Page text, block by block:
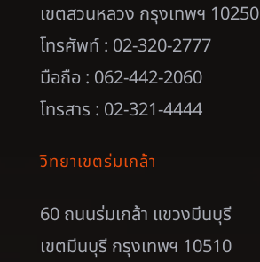
เขตสวนหลวง กรุงเทพฯ 10250
โทรศัพท์ : 02-320-2777
มือถือ : 062-442-2060
โทรสาร : 02-321-4444
วิทยาเขตร่มเกล้า
60 ถนนร่มเกล้า แขวงมีนบุรี
เขตมีนบุรี กรุงเทพฯ 10510